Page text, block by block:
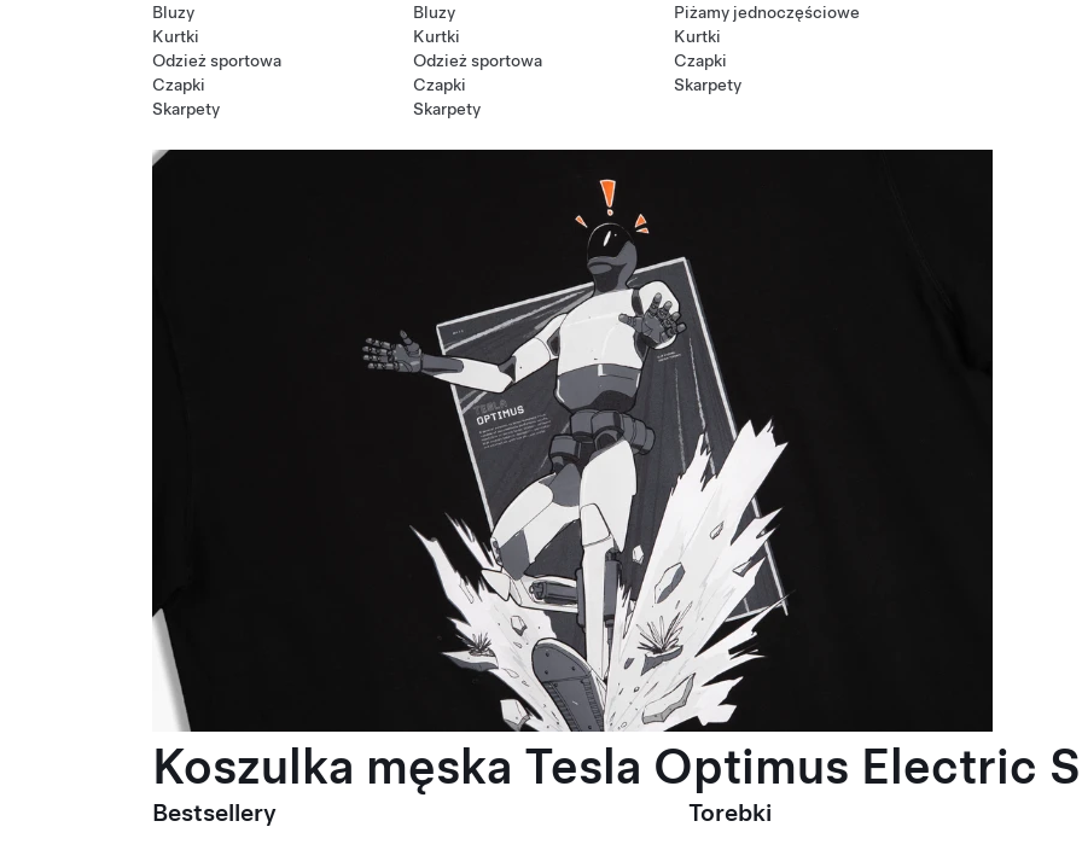
Bluzy
Kurtki
Odzież sportowa
Czapki
Skarpety
Bluzy
Kurtki
Odzież sportowa
Czapki
Skarpety
Piżamy jednoczęściowe
Kurtki
Czapki
Skarpety
Koszulka męska Tesla Optimus Electric
Bestsellery Torebki